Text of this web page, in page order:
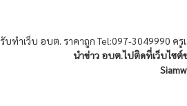
รับทำเว็บ อบต. ราคาถูก Tel:097-3049990 ครู
นำข่าว อบต.ไปติดที่เว็บไซ